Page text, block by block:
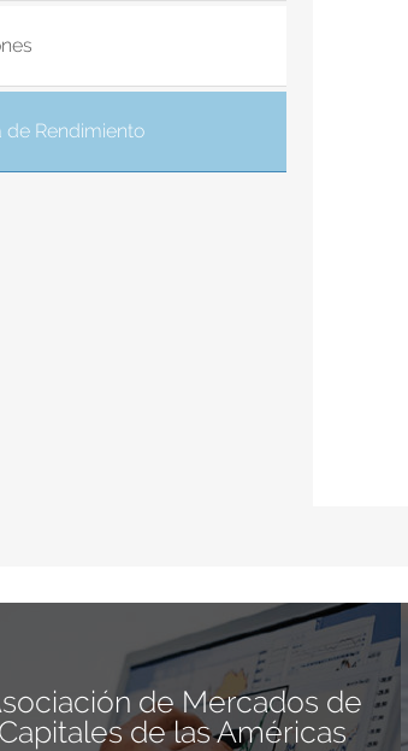
de Rendimiento
de Mercados de
Capitales de las Américas